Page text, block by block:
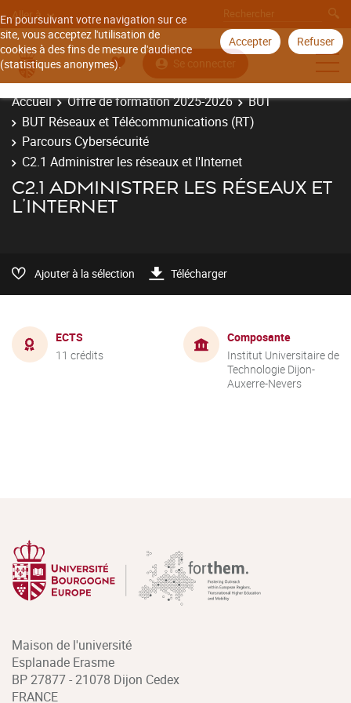
En poursuivant votre navigation sur ce
site, vous acceptez l'utilisation de
cookies à des fins de mesure d'audience
(statistiques anonymes).
Accepter Refuser
Aller à
Se connecter
Accueil Offre de formation 2025-2026
BUT
BUT Réseaux et Télécommunications (RT)
Parcours Cybersécurité
C2.1 Administrer les réseaux et l'Internet
C2.1 ADMINISTRER LES RÉSEAUX ET
L'INTERNET
Ajouter à la sélection Télécharger
ECTS
11 crédits
Composante
Institut Universitaire de
Technologie Dijon-
Auxerre-Nevers
Maison de l'université
Esplanade Erasme
BP 27877 - 21078 Dijon Cedex
FRANCE